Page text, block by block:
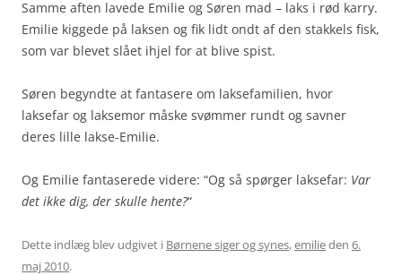
Samme aften lavede Emilie og Søren mad – laks i rød karry.
Emilie kiggede på laksen og fik lidt ondt af den stakkels fisk,
som var blevet slået ihjel for at blive spist.
Søren begyndte at fantasere om laksefamilien, hvor
laksefar og laksemor måske svømmer rundt og savner
deres lille lakse-Emilie.
Og Emilie fantaserede videre: “Og så spørger laksefar: Var
det ikke dig, der skulle hente?“
Dette indlæg blev udgivet i Børnene siger og synes,emilieden 6.
maj 2010.